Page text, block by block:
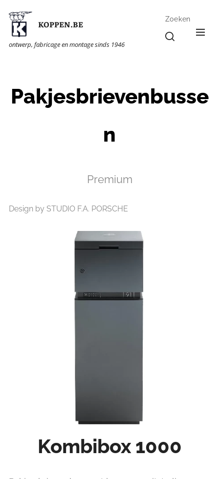
KOPPEN.BE
ontwerp, fabricage en montage sinds 1946
Zoeken
Pakjesbrievenbusse
n
Premium
Design by STUDIO F.A. PORSCHE
Kombibox 1000